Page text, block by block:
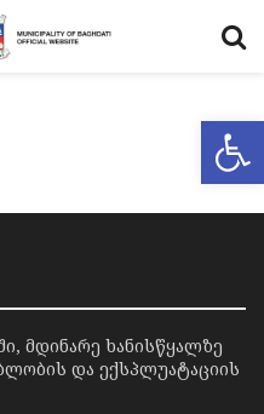
მდინარე ხანისწყალზე
და ექსპლუატაციის